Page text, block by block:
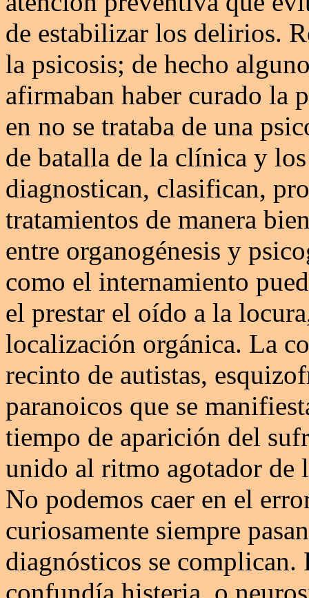
de estabilizar los delirios.
la psicosis; de hecho
afirmaban haber curado la
en no se trataba de una
de batalla de la clínica y
diagnostican, clasifican,
tratamientos de manera
entre organogénesis y
como el internamiento
el prestar el oído a la
localización orgánica. La
recinto de autistas,
paranoicos que se
tiempo de aparición del
unido al ritmo agotador de
No podemos caer en el
curiosamente siempre
diagnósticos se complican.